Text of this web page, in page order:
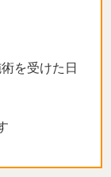
を受けた日